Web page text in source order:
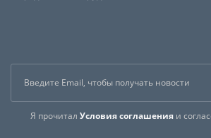
Я прочитал Условия соглашенияи